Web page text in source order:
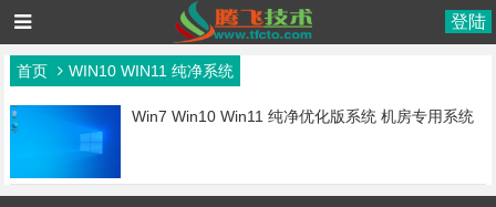
登陆
首页 WIN10 WIN11 纯净系统
Win7 Win10 Win11 纯净优化版系统 机房专用系统